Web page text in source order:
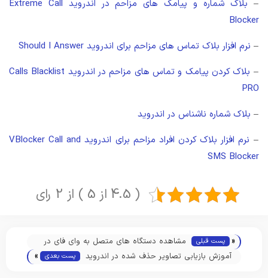
–
بلاک شماره و پیامک های مزاحم در اندروید Extreme Call
Blocker
– نرم افزار بلاک تماس های مزاحم برای اندروید Should I Answer
–
بلاک کردن پیامک و تماس های مزاحم در اندروید Calls Blacklist
PRO
– بلاک شماره ناشناس در اندروید
–
نرم افزار بلاک کردن افراد مزاحم برای اندروید VBlocker Call and
SMS Blocker
( 4.5 از 5 ) از 2 رای
« پست قبلی
مشاهده دستگاه های متصل به وای فای در
مودم های مختلف
آموزش بازیابی تصاویر حذف شده در اندروید پست بعدی »